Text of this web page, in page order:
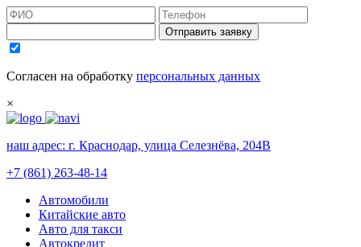
Отправить заявку
Согласен на обработку персональных данных
×
наш адрес: г. Краснодар, улица Селезнёва, 204В
+7 (861) 263-48-14
Автомобили
Китайские авто
Авто для такси
Автокредит